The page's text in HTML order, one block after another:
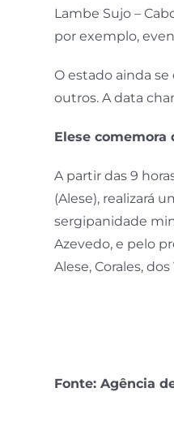
Lambe Sujo –
por exemplo,
O estado ainda
outros. A data
Elese comemora
A partir das 9
(Alese), realizará
sergipanidade
Azevedo, e pelo
Alese, Corales,
Fonte: Agência